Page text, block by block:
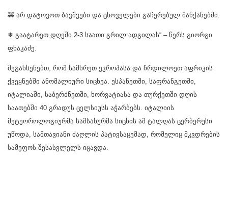
🚕 არ დატოვოთ ბავშვები და ცხოველები გაჩერებულ მანქანებში.
❄ გაატარეთ დღეში 2-3 საათი გრილ ადგილას“ – წერს გიორგი
ფხაკაძე.
შეგახსენებთ, რომ სამხრეთ ევროპასა და ჩრდილოეთ აფრიკის
ქვეყნებში ანომალიური სიცხეა. ესპანეთში, საფრანგეთში,
იტალიაში, საბერძნეთში, ხორვატიასა და თურქეთში დღის
საათებში 40 გრადუს ცელსიუსს აჭარბებს. იტალიის
მეტეოროლოგიურმა სამსახურმა სიცხის ამ ტალღას ცერბერუსი
უწოდა, სამთავიანი ძაღლის პატივსაცემად, რომელიც მკვდრების
სამეფოს შესასვლელს იცავდა.